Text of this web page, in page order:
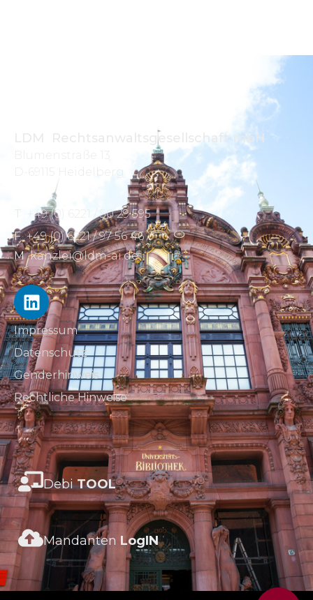
LDM Rechtsanwaltsgesellschaft mbH
+49 (0) 6221 / 50 29 595
F+49 (0) 6221 / 97 56 46
Mkanzlei@ldm-ai.de
Impressum
Datenschutz
Genderhinweis
Rechtliche Hinweise
DebiTOOL
Mandanten LogIN